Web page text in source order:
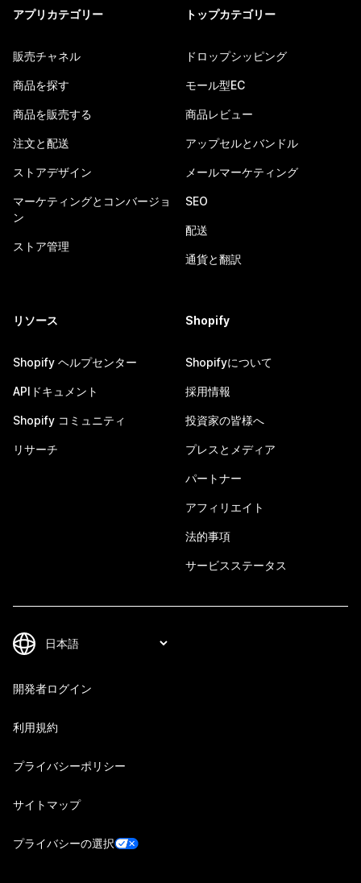
アプリカテゴリー
販売チャネル
商品を探す
商品を販売する
注文と配送
ストアデザイン
マーケティングとコンバージョ
ン
ストア管理
トップカテゴリー
ドロップシッピング
モール型EC
商品レビュー
アップセルとバンドル
メールマーケティング
SEO
配送
通貨と翻訳
リソース
Shopify ヘルプセンター
APIドキュメント
Shopify コミュニティ
リサーチ
Shopify
Shopifyについて
採用情報
投資家の皆様へ
プレスとメディア
パートナー
アフィリエイト
法的事項
サービスステータス
開発者ログイン
利用規約
プライバシーポリシー
サイトマップ
プライバシーの選択